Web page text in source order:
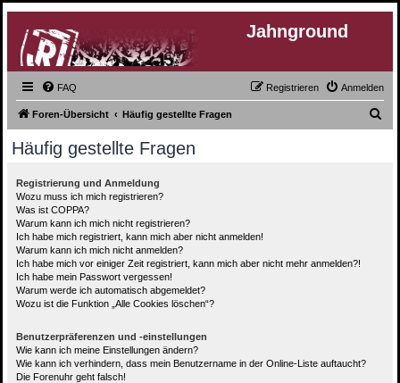
Jahnground
FAQ Anmelden
Registrieren
Foren-Übersicht Häufig gestellte Fragen
Häufig gestellte Fragen
Registrierung und Anmeldung
Wozu muss ich mich registrieren?
Was ist COPPA?
Warum kann ich mich nicht registrieren?
Ich habe mich registriert, kann mich aber nicht anmelden!
Warum kann ich mich nicht anmelden?
Ich habe mich vor einiger Zeit registriert, kann mich aber nicht mehr anmelden?!
Ich habe mein Passwort vergessen!
Warum werde ich automatisch abgemeldet?
Wozu ist die Funktion „Alle Cookies löschen“?
Benutzerpräferenzen und -einstellungen
Wie kann ich meine Einstellungen ändern?
Wie kann ich verhindern, dass mein Benutzername in der Online-Liste auftaucht?
Die Forenuhr geht falsch!